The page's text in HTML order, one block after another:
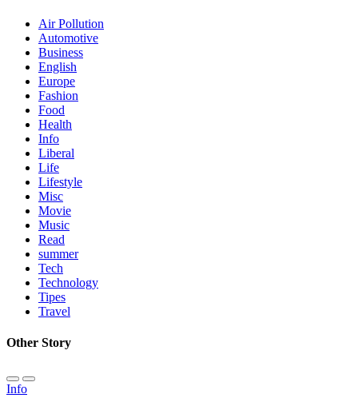
Air Pollution
Automotive
Business
English
Europe
Fashion
Food
Health
Info
Liberal
Life
Lifestyle
Misc
Movie
Music
Read
summer
Tech
Technology
Tipes
Travel
Other Story
Info